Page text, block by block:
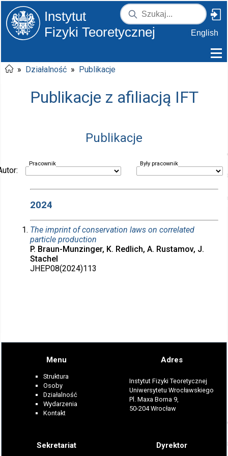
Instytut
Fizyki Teoretycznej
English
» Działalność » Publikacje
Publikacje z afiliacją IFT
Publikacje
Pracownik Były pracownik
2024
The imprint of conservation laws on correlated
particle production
P. Braun-Munzinger, K. Redlich, A. Rustamov, J.
Stachel
JHEP08(2024)113
Menu
Struktura
Osoby
Działalność
Wydarzenia
Kontakt
Adres
Instytut Fizyki Teoretycznej
Uniwersytetu Wrocławskiego
Pl. Maxa Borna 9,
50-204 Wrocław
Sekretariat Dyrektor